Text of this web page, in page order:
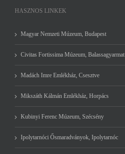
HASZNOS LINKEK
Magyar Nemzeti Múzeum, Budapest
Civitas Fortissima Múzeum, Balassagyarmat
Madách Imre Emlékház, Csesztve
Mikszáth Kálmán Emlékház, Horpács
Kubinyi Ferenc Múzeum, Szécsény
Ipolytarnóci Ősmaradványok, Ipolytarnóc